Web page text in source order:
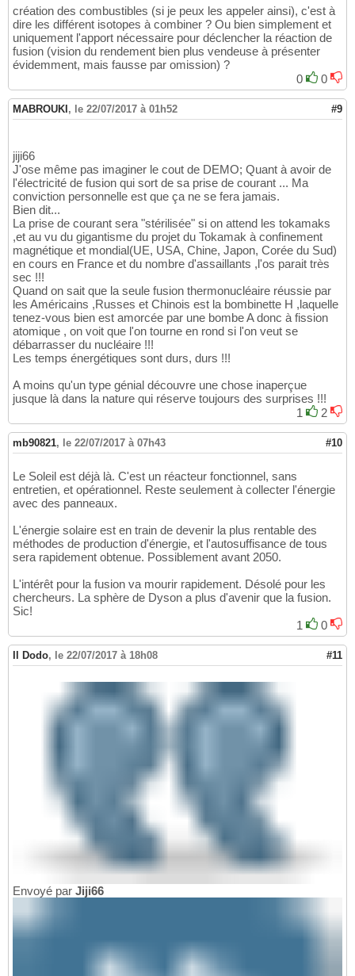
création des combustibles (si je peux les appeler ainsi), c'est à
dire les différent isotopes à combiner ? Ou bien simplement et
uniquement l'apport nécessaire pour déclencher la réaction de
fusion (vision du rendement bien plus vendeuse à présenter
évidemment, mais fausse par omission) ?
0
0
MABROUKI , le 22/07/2017 à 01h52 #9
jiji66
J'ose même pas imaginer le cout de DEMO; Quant à avoir de
l'électricité de fusion qui sort de sa prise de courant ... Ma
conviction personnelle est que ça ne se fera jamais.
Bien dit...
La prise de courant sera "stérilisée" si on attend les tokamaks
,et au vu du gigantisme du projet du Tokamak à confinement
magnétique et mondial(UE, USA, Chine, Japon, Corée du Sud)
en cours en France et du nombre d'assaillants ,l'os parait très
sec !!!
Quand on sait que la seule fusion thermonucléaire réussie par
les Américains ,Russes et Chinois est la bombinette H ,laquelle
tenez-vous bien est amorcée par une bombe A donc à fission
atomique , on voit que l'on tourne en rond si l'on veut se
débarrasser du nucléaire !!!
Les temps énergétiques sont durs, durs !!!
A moins qu'un type génial découvre une chose inaperçue
jusque là dans la nature qui réserve toujours des surprises !!!
1
2
mb90821, le 22/07/2017 à 07h43 #10
Le Soleil est déjà là. C'est un réacteur fonctionnel, sans
entretien, et opérationnel. Reste seulement à collecter l'énergie
avec des panneaux.
L'énergie solaire est en train de devenir la plus rentable des
méthodes de production d'énergie, et l'autosuffisance de tous
sera rapidement obtenue. Possiblement avant 2050.
L'intérêt pour la fusion va mourir rapidement. Désolé pour les
chercheurs. La sphère de Dyson a plus d'avenir que la fusion.
Sic!
1
0
Il Dodo, le 22/07/2017 à 18h08 #11
Envoyé par Jiji66